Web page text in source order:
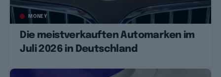
MONEY
Die meistverkauften Automarken im
Juli 2026 in Deutschland